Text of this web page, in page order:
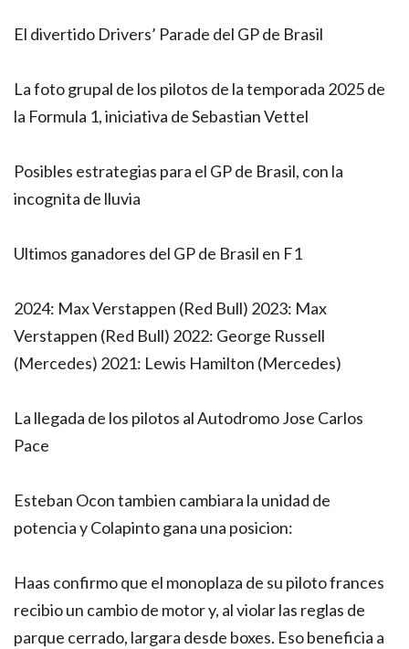
El divertido Drivers’ Parade del GP de Brasil
La foto grupal de los pilotos de la temporada 2025 de
la Formula 1, iniciativa de Sebastian Vettel
Posibles estrategias para el GP de Brasil, con la
incognita de lluvia
Ultimos ganadores del GP de Brasil en F1
2024: Max Verstappen (Red Bull) 2023: Max
Verstappen (Red Bull) 2022: George Russell
(Mercedes) 2021: Lewis Hamilton (Mercedes)
La llegada de los pilotos al Autodromo Jose Carlos
Pace
Esteban Ocon tambien cambiara la unidad de
potencia y Colapinto gana una posicion:
Haas confirmo que el monoplaza de su piloto frances
recibio un cambio de motor y, al violar las reglas de
parque cerrado, largara desde boxes. Eso beneficia a